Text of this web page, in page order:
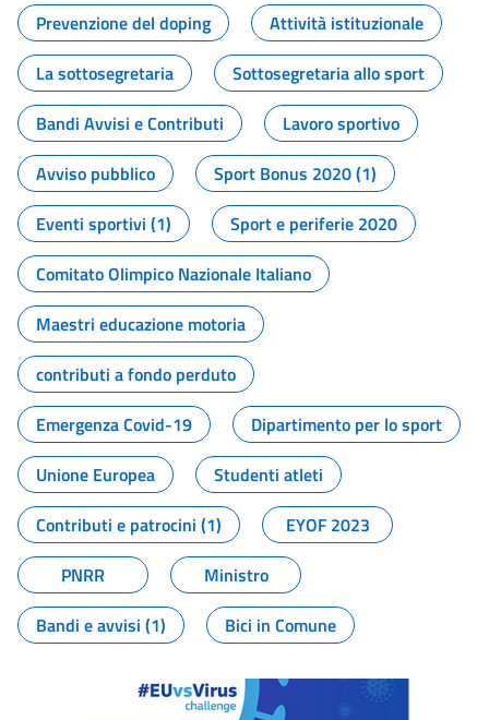
Prevenzione del doping
Attività istituzionale
La sottosegretaria
Sottosegretaria allo sport
Bandi Avvisi e Contributi
Lavoro sportivo
Avviso pubblico
Sport Bonus 2020 (1)
Eventi sportivi (1)
Sport e periferie 2020
Comitato Olimpico Nazionale Italiano
Maestri educazione motoria
contributi a fondo perduto
Emergenza Covid-19
Dipartimento per lo sport
Unione Europea
Studenti atleti
Contributi e patrocini (1)
EYOF 2023
PNRR
Ministro
Bandi e avvisi (1)
Bici in Comune